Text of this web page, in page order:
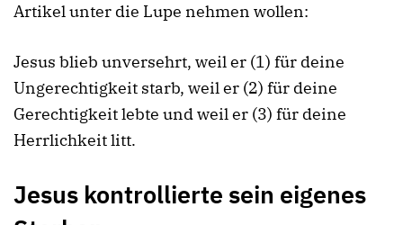
Artikel unter die Lupe nehmen wollen:
Jesus blieb unversehrt, weil er (1) für deine
Ungerechtigkeit starb, weil er (2) für deine
Gerechtigkeit lebte und weil er (3) für deine
Herrlichkeit litt.
Jesus kontrollierte sein eigenes